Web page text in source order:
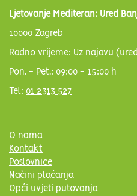
Ljetovanje Mediteran: Ured
10000 Zagreb
Radno vrijeme: Uz najavu
Pon. - Pet.: 09:00 - 15:00 h
Tel: 01 2313 527
O nama
Kontakt
Poslovnice
Načini plaćanja
Opći uvjeti putovanja